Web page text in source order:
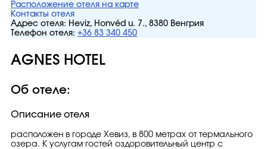
Расположение отеля на карте
Контакты отеля
Адрес отеля: Heviz, Honvéd u. 7., 8380 Венгрия
Телефон отеля: +36 83 340 450
AGNES HOTEL
Об отеле:
Описание отеля
расположен в городе Хевиз, в 800 метрах от термального
озера. К услугам гостей оздоровительный центр с